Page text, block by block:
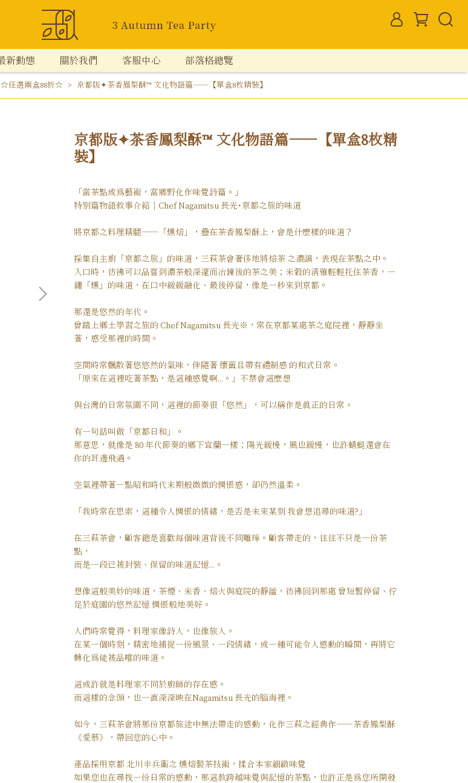
新動態 關於我們 客服中心 部落格總覽
☆任選兩盒88折☆ 京都版✦茶香鳳梨酥™ 文化物語篇——【單盒8枚精裝】
京都版✦茶香鳳梨酥™ 文化物語篇——【單盒8枚精
裝】
「當茶點成為藝術，當鄉野化作味覺詩篇。」
特別篇物語敘事介紹｜Chef Nagamitsu 長光・京都之旅的味道
將京都之料理精髓——「燻焙」，疊在茶香鳳梨酥上，會是什麼樣的味道？
採集自主廚「京都之旅」的味道，三萩茶會奢侈地將焙茶 之濃韻，表現在茶點之中。
入口時，彷彿可以品嘗到濃茶般深邃而冶鍊後的茶之美；米穀的清雅輕輕托住茶香，一
縷「燻」的味道，在口中緩緩融化、最後停留，像是一秒來到京都。
那還是悠然的年代。
曾踏上鄉土學習之旅的 Chef Nagamitsu 長光※，常在京都某處茶之庭院裡，靜靜坐
著，感受那裡的時間。
空間時常飄散著悠悠然的氣味，伴隨著 懷舊且帶有禮制感 的和式日常。
「原來在這裡吃著茶點，是這種感覺啊...。」不禁會這麼想
與台灣的日常氛圍不同，這裡的節奏很「悠然」，可以稱作是真正的日常。
有一句話叫做「京都日和」。
那意思，就像是 80 年代節奏的鄉下宜蘭一樣；陽光緩慢，風也緩慢，也許蜻蜓還會在
你的耳邊飛過。
空氣裡帶著一點昭和時代末期般微微的惆悵感，卻仍然溫柔。
「我時常在思索，這種令人惆悵的情緒，是否是未來某刻 我會想追尋的味道?」
在三萩茶會，顧客總是喜歡每個味道背後不同雕琢。顧客帶走的，往往不只是一份茶
點，
而是一段已被封裝、保留的味道記憶...。
想像這般美妙的味道，茶煙、米香、焙火與庭院的靜謐，彷彿回到那處 曾短暫停留、佇
足於庭園的悠然記憶 惆悵般地美好。
人們時常覺得，料理家像詩人，也像旅人。
在某一個時刻，精密地捕捉一份風景、一段情緒，或一種可能令人感動的瞬間，再將它
轉化為能被品嚐的味道。
這或許就是料理家不同於廚師的存在感。
而這樣的念頭，也一直深深映在Nagamitsu 長光的腦海裡。
如今，三萩茶會將那份京都旅途中無法帶走的感動，化作三萩之經典作——茶香鳳梨酥
《愛慕》，帶回您的心中。
產品採用京都 北川半兵衛之 燻焙製茶技術，揉合本家細緻味覺
如果您也在尋找一份日常的感動，那這款跨越味覺與記憶的茶點，也許正是為您所開發